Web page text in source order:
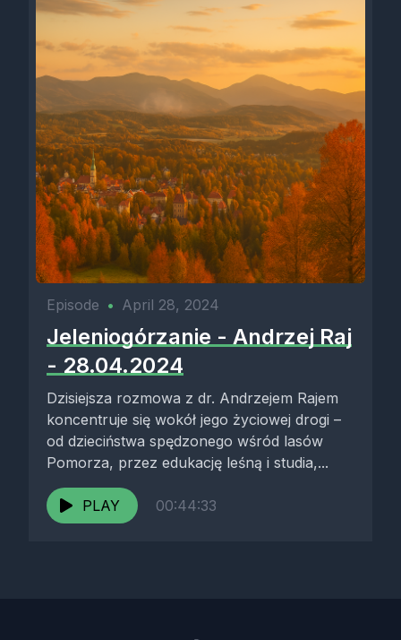
Episode • April 28, 2024
Jeleniogórzanie - Andrzej Raj
- 28.04.2024
Dzisiejsza rozmowa z dr. Andrzejem Rajem
koncentruje się wokół jego życiowej drogi –
od dzieciństwa spędzonego wśród lasów
Pomorza, przez edukację leśną i studia,...
PLAY 00:44:33